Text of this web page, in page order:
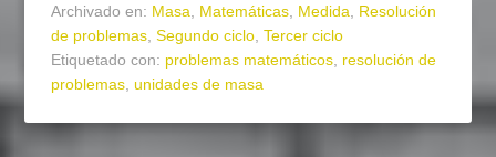
Archivado en: Masa, Matemáticas, Medida, Resolución
de problemas,Segundo ciclo,Tercer ciclo
Etiquetado con: problemas matemáticos, resolución de
problemas,unidades de masa